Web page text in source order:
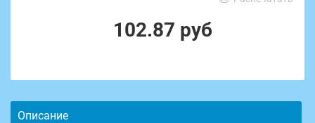
102.87 руб
Описание